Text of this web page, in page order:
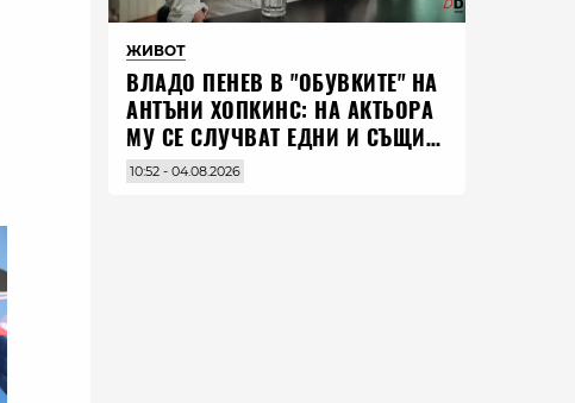
ЖИВОТ
ВЛАДO ПЕНЕВ В "ОБУВКИТЕ" НА
АНТЪНИ ХОПКИНС: НА АКТЬОРА
МУ СЕ СЛУЧВАТ ЕДНИ И СЪЩИ
НЕЩА ПО ЦЕЛИЯ СВЯТ
10:52 - 04.08.2026